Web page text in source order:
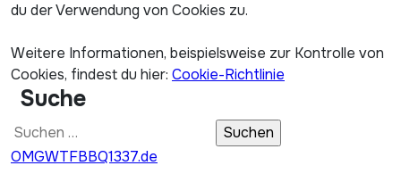
du der Verwendung von Cookies zu.
Weitere Informationen, beispielsweise zur Kontrolle von
Cookies, findest du hier: Cookie-Richtlinie
Suche
Suchen
nach:
OMGWTFBBQ1337.de